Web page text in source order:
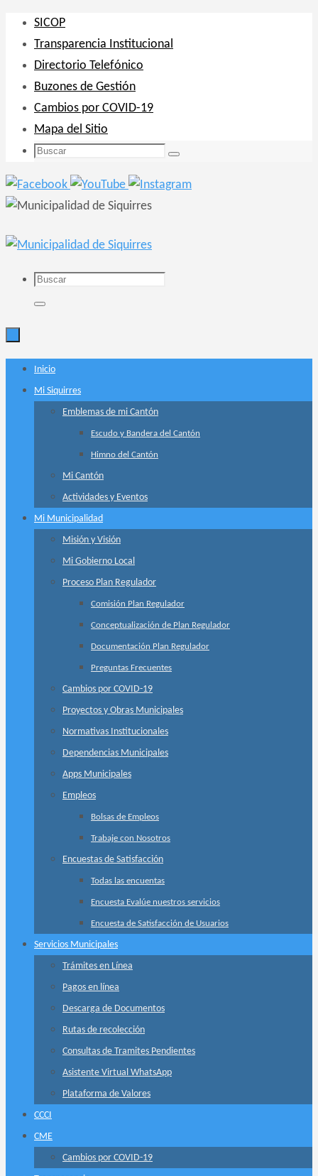
contenido
SICOP
Transparencia Institucional
Directorio Telefónico
Buzones de Gestión
Cambios por COVID-19
Mapa del Sitio
Buscar:
Buscar
Buscar:
Buscar
contenido
Inicio
Mi Siquirres
Emblemas de mi Cantón
Escudo y Bandera del Cantón
Himno del Cantón
Mi Cantón
Actividades y Eventos
Mi Municipalidad
Misión y Visión
Mi Gobierno Local
Proceso Plan Regulador
Comisión Plan Regulador
Conceptualización de Plan Regulador
Documentación Plan Regulador
Preguntas Frecuentes
Cambios por COVID-19
Proyectos y Obras Municipales
Normativas Institucionales
Dependencias Municipales
Apps Municipales
Empleos
Bolsas de Empleos
Trabaje con Nosotros
Encuestas de Satisfacción
Todas las encuentas
Encuesta Evalúe nuestros servicios
Encuesta de Satisfacción de Usuarios
Servicios Municipales
Trámites en Línea
Pagos en línea
Descarga de Documentos
Rutas de recolección
Consultas de Tramites Pendientes
Asistente Virtual WhatsApp
Plataforma de Valores
CCCI
CME
Cambios por COVID-19